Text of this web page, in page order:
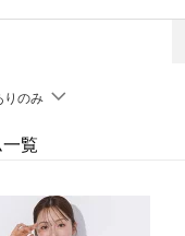
りのみ
覧